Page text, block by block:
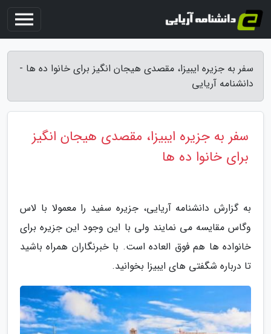
سفر به جزیره ایبیزا، مقصدی هیجان انگیز برای خانوا ده ها -
دانشنامه آریایی
سفر به جزیره ایبیزا، مقصدی هیجان انگیز
برای خانوا ده ها
به گزارش دانشنامه آریایی، جزیره سفید را معمولا با لاس
وگاس مقایسه می نمایند ولی با این وجود این جزیره برای
خانواده ها هم فوق العاده است. با خبرنگاران همراه باشید
تا درباره شگفتی های ایبیزا بخوانید.